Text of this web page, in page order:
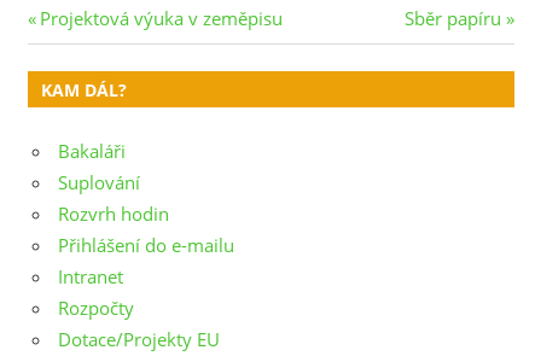
Navigace
pro
příspěvek
Previous
Post:
Projektová výuka v zeměpisu
Next
Post:
Sběr papíru
KAM DÁL?
Bakaláři
Suplování
Rozvrh hodin
Přihlášení do e-mailu
Intranet
Rozpočty
Dotace/Projekty EU